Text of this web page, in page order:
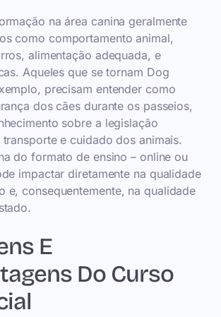
na área canina geralmente
como comportamento animal,
alimentação adequada, e
Aqueles que se tornam Dog
precisam entender como
dos cães durante os passeios,
sobre a legislação
e cuidado dos animais.
do formato de ensino – online ou
impactar diretamente na qualidade
e, consequentemente, na qualidade
E
Do Curso